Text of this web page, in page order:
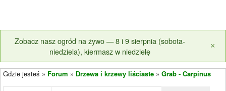
Zobacz nasz ogród na żywo — 8 i 9 sierpnia (sobota-
niedziela), kiermasz w niedzielę
×
Gdzie jesteś » Forum » Drzewa i krzewy liściaste » Grab - Carpinus